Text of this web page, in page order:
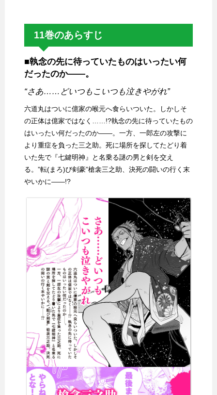
11巻のあらすじ
■執念の先に待っていたものはいったい何
だったのか――。
“さあ……どいつもこいつも泣きやがれ”
六道丸はついに億家の喉元へ食らいついた。しかしそ
の正体は億家ではなく……!?執念の先に待っていたもの
はいったい何だったのか――。一方、一郎左の攻撃に
より重症を負った三之助。死に場所を探してたどり着
いた先で『七鍵明神』と名乗る謎の男と剣を交え
る。”転(まろ)び剣豪”槍衾三之助、決死の闘いの行く末
やいかに――!?